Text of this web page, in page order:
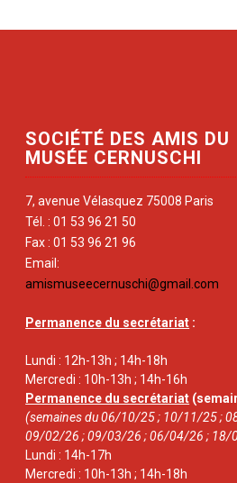
SOCIÉTÉ DES AMIS DU
MUSÉE CERNUSCHI
7, avenue Vélasquez 75008 Paris
Tél. : 01 53 96 21 50
Fax : 01 53 96 21 96
Email:
amismuseecernuschi@gmail.com
Permanence du secrétariat :
Lundi : 12h-13h ; 14h-18h
Mercredi : 10h-13h ; 14h-16h
Permanence du secrétariat
(semaines du 06/10/25 ; 10/11/25 ;
09/02/26 ; 09/03/26 ; 06/04/26 ; 18/
Lundi : 14h-17h
Mercredi : 10h-13h ; 14h-18h